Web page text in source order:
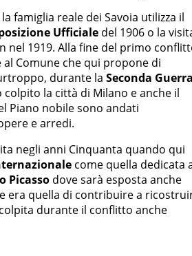
famiglia reale dei Savoia utilizza il
Ufficiale del 1906 o la
nel 1919. Alla fine del primo
al Comune che qui propone di
durante la Seconda Guerra
la città di Milano e anche il
Piano nobile sono andati
e arredi.
negli anni Cinquanta quando qui
come quella dedicata
Picasso dove sarà esposta anche
era quella di contribuire a
durante il conflitto anche